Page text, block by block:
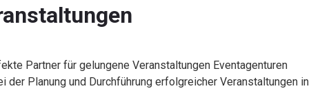
Partner für gelungene Veranstaltungen Eventagenturen
Planung und Durchführung erfolgreicher Veranstaltungen in